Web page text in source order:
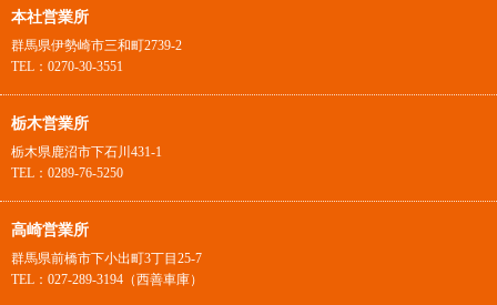
本社営業所
群馬県伊勢崎市三和町2739-2
TEL：0270-30-3551
栃木営業所
栃木県鹿沼市下石川431-1
TEL：0289-76-5250
高崎営業所
群馬県前橋市下小出町3丁目25-7
TEL：027-289-3194（西善車庫）